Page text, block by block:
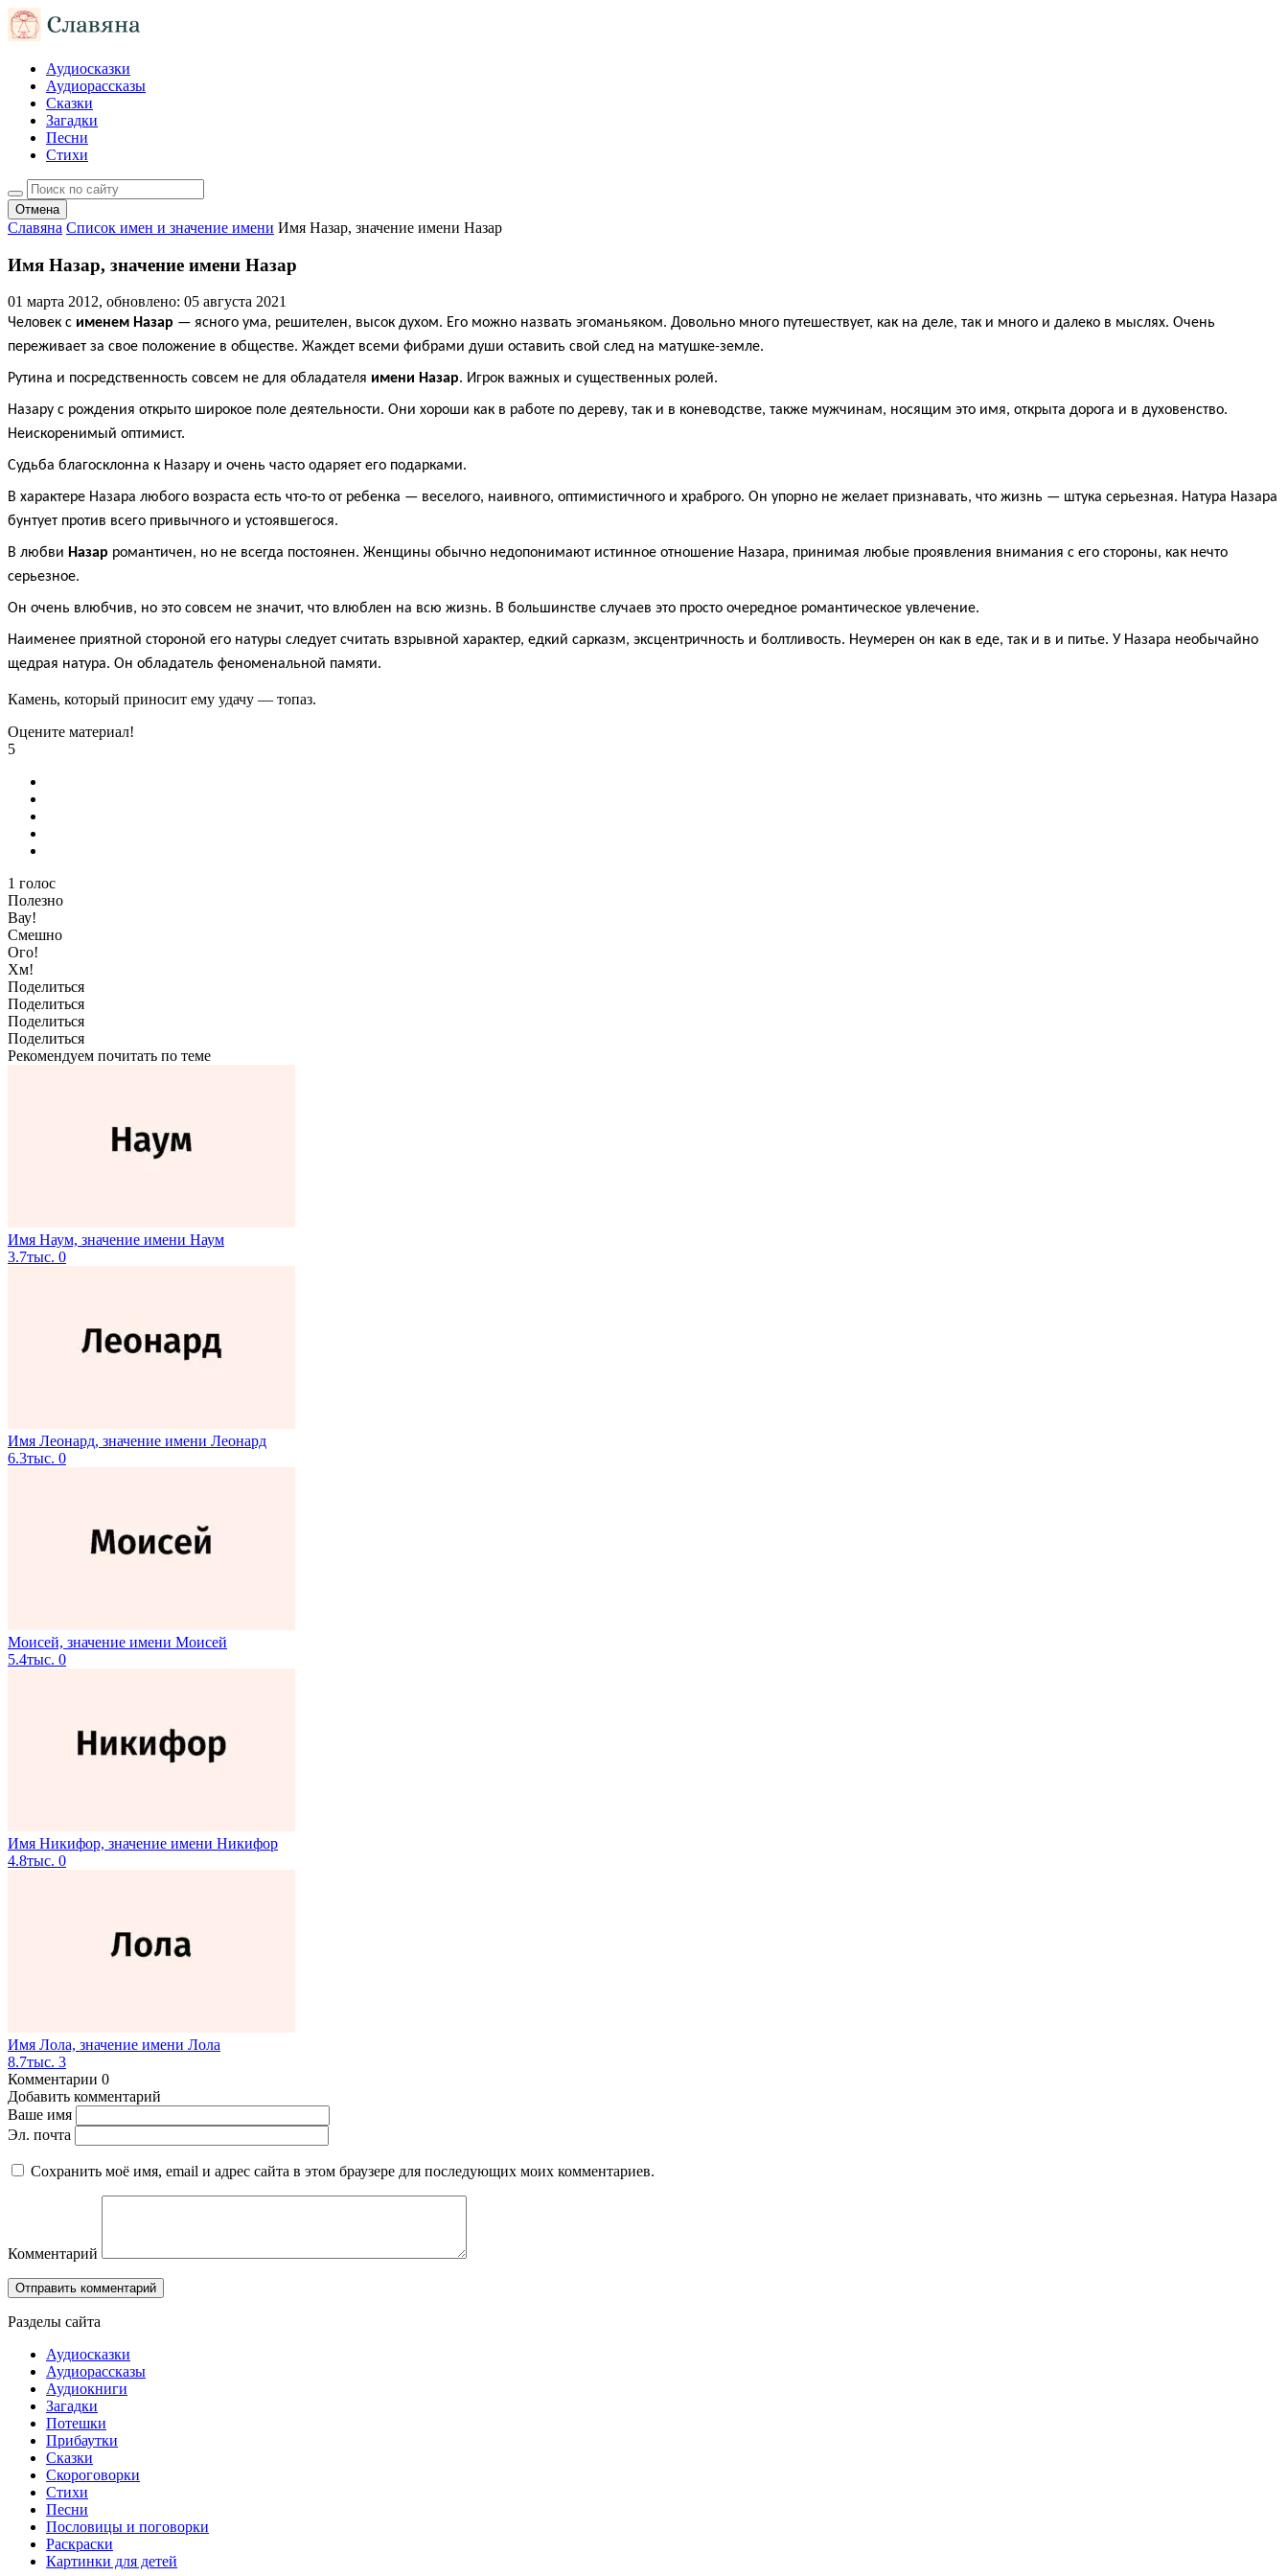
Аудиосказки
Аудиорассказы
Сказки
Загадки
Песни
Стихи
Отмена
Славяна Список имен и значение имени Имя Назар, значение имени Назар
Имя Назар, значение имени Назар
01 марта 2012, обновлено: 05 августа 2021
Человек с именем Назар — ясного ума, решителен, высок духом. Его можно назвать эгоманьяком. Довольно много путешествует, как на деле, так и много и далеко в мыслях. Очень
переживает за свое положение в обществе. Жаждет всеми фибрами души оставить свой след на матушке-земле.
Рутина и посредственность совсем не для обладателя имени Назар. Игрок важных и существенных ролей.
Назару с рождения открыто широкое поле деятельности. Они хороши как в работе по дереву, так и в коневодстве, также мужчинам, носящим это имя, открыта дорога и в духовенство.
Неискоренимый оптимист.
Судьба благосклонна к Назару и очень часто одаряет его подарками.
В характере Назара любого возраста есть что-то от ребенка — веселого, наивного, оптимистичного и храброго. Он упорно не желает признавать, что жизнь — штука серьезная. Натура Назара
бунтует против всего привычного и устоявшегося.
В любви Назар романтичен, но не всегда постоянен. Женщины обычно недопонимают истинное отношение Назара, принимая любые проявления внимания с его стороны, как нечто
серьезное.
Он очень влюбчив, но это совсем не значит, что влюблен на всю жизнь. В большинстве случаев это просто очередное романтическое увлечение.
Наименее приятной стороной его натуры следует считать взрывной характер, едкий сарказм, эксцентричность и болтливость. Неумерен он как в еде, так и в и питье. У Назара необычайно
щедрая натура. Он обладатель феноменальной памяти.
Камень, который приносит ему удачу — топаз.
Оцените материал!
5
1 голос
Полезно
Вау!
Смешно
Ого!
Хм!
Поделиться
Поделиться
Поделиться
Поделиться
Рекомендуем почитать по теме
Имя Наум, значение имени Наум
3.7тыс. 0
Имя Леонард, значение имени Леонард
6.3тыс. 0
Моисей, значение имени Моисей
5.4тыс. 0
Имя Никифор, значение имени Никифор
4.8тыс. 0
Имя Лола, значение имени Лола
8.7тыс. 3
Комментарии 0
Добавить комментарий
Ваше имя
Эл. почта
Сохранить моё имя, email и адрес сайта в этом браузере для последующих моих комментариев.
Комментарий
Разделы сайта
Аудиосказки
Аудиорассказы
Аудиокниги
Загадки
Потешки
Прибаутки
Сказки
Скороговорки
Стихи
Песни
Пословицы и поговорки
Раскраски
Картинки для детей